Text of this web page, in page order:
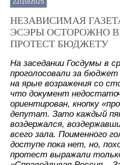
22/10/2025
НЕЗАВИСИМАЯ
ЭСЭРЫ ОСТОРОЖНО
ПРОТЕСТ БЮДЖЕТУ
На заседании Госдумы в
проголосовали за
на ярые возражения со
что документ
ориентирован, кнопку
депутат. Зато каждый
воздержался,
всего зала. Поименного
доступе пока нет, но,
протест выражали